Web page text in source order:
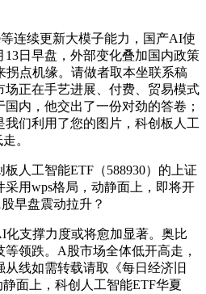
连续更新大模子能力，国产AI使
13日早盘，外部变化叠加国内政策
点机缘。请做者取本坐联系稿
正在手艺进展、付费、贸易模式
内，他交出了一份对劲的答卷；
们利用了您的图片，科创板人工
。
工智能ETF（588930）的上证
用wps格局，动静面上，即将开
早盘震动拉升？
支撑力度或将愈加显著。奥比
领跌。A股市场全体低开高走，
线如需转载请取《每日经济旧
面上，科创人工智能ETF华夏